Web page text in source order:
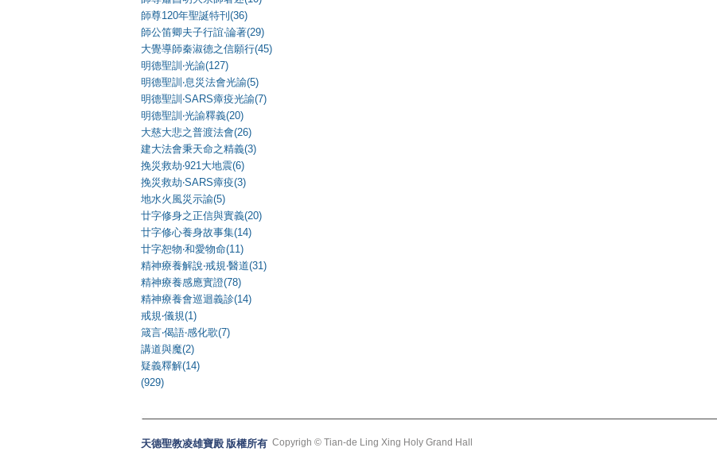
師尊120年聖誕特刊(36)
師公笛卿夫子行誼‧論著(29)
大覺導師秦淑德之信願行(45)
明德聖訓‧光諭(127)
明德聖訓‧息災法會光諭(5)
明德聖訓‧SARS瘴疫光諭(7)
明德聖訓‧光諭釋義(20)
大慈大悲之普渡法會(26)
建大法會秉天命之精義(3)
挽災救劫‧921大地震(6)
挽災救劫‧SARS瘴疫(3)
地水火風災示諭(5)
廿字修身之正信與實義(20)
廿字修心養身故事集(14)
廿字恕物‧和愛物命(11)
精神療養解說‧戒規‧醫道(31)
精神療養感應實證(78)
精神療養會巡迴義診(14)
戒規‧儀規(1)
箴言‧偈語‧感化歌(7)
講道與魔(2)
疑義釋解(14)
(929)
天德聖教凌雄寶殿 版權所有 Copyrigh © Tian-de Ling Xing Holy Grand Hall